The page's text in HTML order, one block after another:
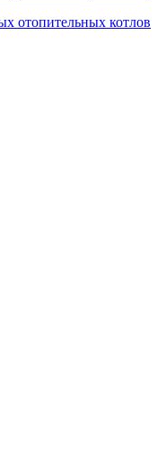
отопительных котлов